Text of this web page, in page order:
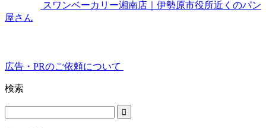
スワンベーカリー湘南店｜伊勢原市役所近くのパン
屋さん
広告・PRのご依頼について
検索